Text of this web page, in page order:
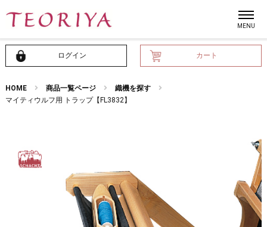
ログイン カート
HOME 商品一覧ページ
織機を探す
マイティウルフ用 トラップ【FL3832】